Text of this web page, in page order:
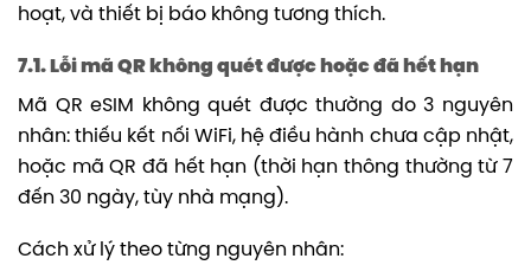
hoạt, và thiết bị báo không tương thích.
7.1. Lỗi mã QR không quét được hoặc đã hết hạn
Mã QR eSIM không quét được thường do 3 nguyên
nhân: thiếu kết nối WiFi, hệ điều hành chưa cập nhật,
hoặc mã QR đã hết hạn (thời hạn thông thường từ 7
đến 30 ngày, tùy nhà mạng).
Cách xử lý theo từng nguyên nhân: